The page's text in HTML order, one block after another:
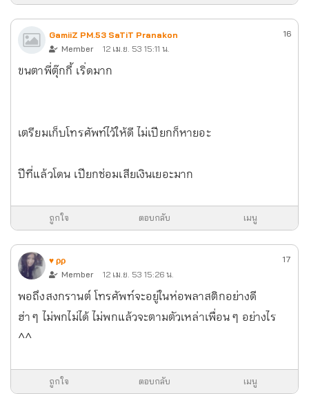
GamiiZ PM.53 SaTiT Pranakon
Member
12 เม.ย. 53 15:11 น.
16
ขนตาพี่ตุ๊กกี้ เริ่ดมาก
เตรียมเก็บโทรศัพท์ไว้ให้ดี ไม่เปียกก็หายอะ
ปีที่แล้วโดน เปียกซ่อมเสียเงินเยอะมาก
ถูกใจ ตอบกลับ เมนู
♥ ρρ
Member
12 เม.ย. 53 15:26 น.
17
พอถึงสงกรานต์ โทรศัพท์จะอยู่ในห่อพลาสติกอย่างดี
ฮ่า ๆ ไม่พกไม่ได้ ไม่พกแล้วจะตามตัวเหล่าเพื่อน ๆ อย่างไร
^^
ถูกใจ ตอบกลับ เมนู